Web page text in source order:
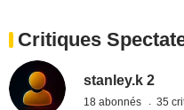
Critiques
stanley.k 2
18 abonnés 35